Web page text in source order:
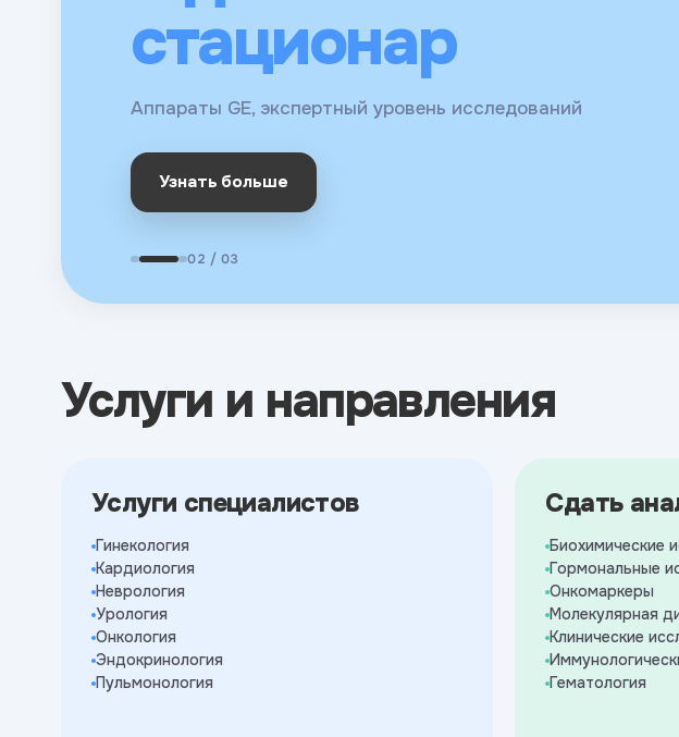
для взрослых и
детей
Наши врачи
стационар
Аппараты GE, экспертный уровень исследований
Узнать больше
Молекулярная диагностика, биохимия, гормоны,
02 / 03
Услуги и направления
Услуги специалистов
Гинекология
Кардиология
Неврология
Урология
Онкология
Эндокринология
Пульмонология
Сдать
Биохимические
Гормональные
Онкомаркеры
Молекулярная
Клинические
Гематология